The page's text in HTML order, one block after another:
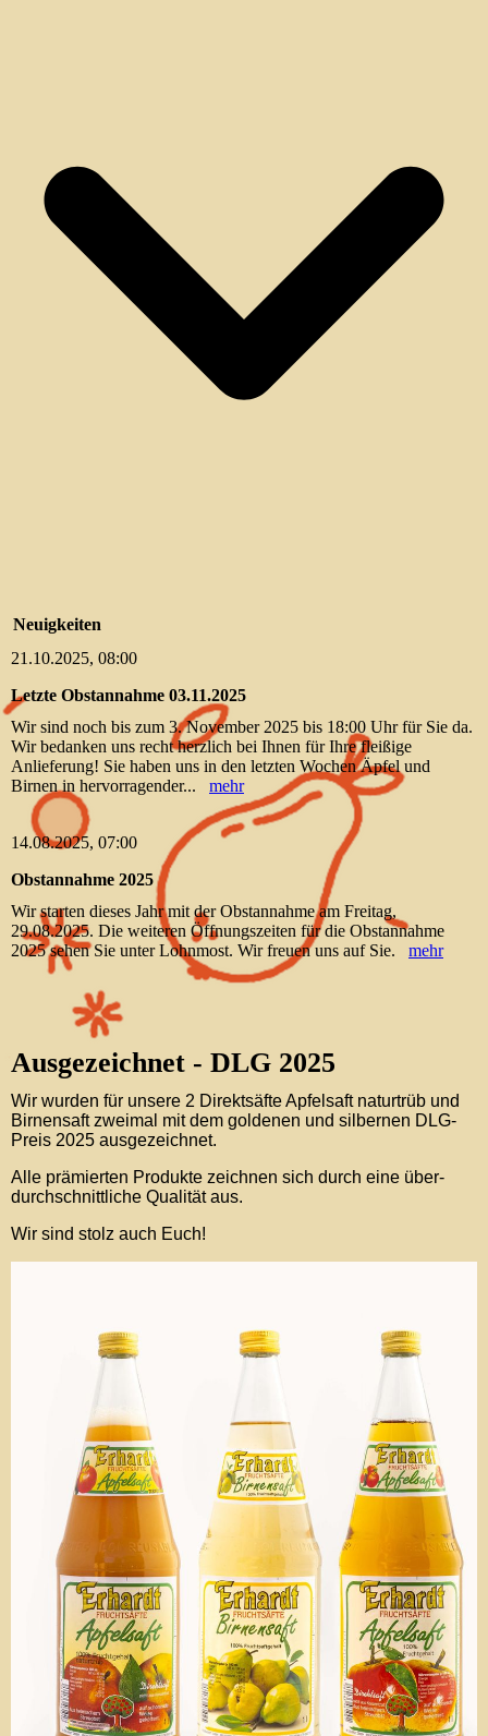
Neuigkeiten
21.10.2025, 08:00
Letzte Obstannahme 03.11.2025
Wir sind noch bis zum 3. November 2025 bis 18:00 Uhr für Sie da.
Wir bedanken uns recht herzlich bei Ihnen für Ihre fleißige
Anlieferung! Sie haben uns in den letzten Wochen Äpfel und
Birnen in hervorragender... mehr
14.08.2025, 07:00
Obstannahme 2025
Wir starten dieses Jahr mit der Obstannahme am Freitag,
29.08.2025. Die weiteren Öffnungszeiten für die Obstannahme
2025 sehen Sie unter Lohnmost. Wir freuen uns auf Sie. mehr
Ausgezeichnet - DLG 2025
Wir wurden für unsere 2 Direktsäfte Apfelsaft naturtrüb und
Birnensaft zweimal mit dem goldenen und silbernen DLG-
Preis 2025 ausgezeichnet.
Alle prämierten Produkte zeichnen sich durch eine über-
durchschnittliche Qualität aus.
Wir sind stolz auch Euch!